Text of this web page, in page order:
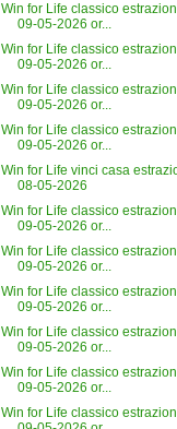
Win for Life classico
09-05-2026 or...
Win for Life classico
09-05-2026 or...
Win for Life classico
09-05-2026 or...
Win for Life classico
09-05-2026 or...
Win for Life vinci casa
08-05-2026
Win for Life classico
09-05-2026 or...
Win for Life classico
09-05-2026 or...
Win for Life classico
09-05-2026 or...
Win for Life classico
09-05-2026 or...
Win for Life classico
09-05-2026 or...
Win for Life classico